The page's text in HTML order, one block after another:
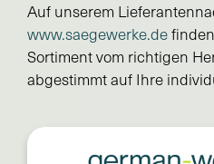
Auf unserem
www.saegewerke.de
Sortiment vom richtigen
abgestimmt auf Ihre